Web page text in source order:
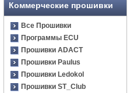
Коммерческие прошивки
Все Прошивки
Программы ECU
Прошивки ADACT
Прошивки Paulus
Прошивки Ledokol
Прошивки ST_Club